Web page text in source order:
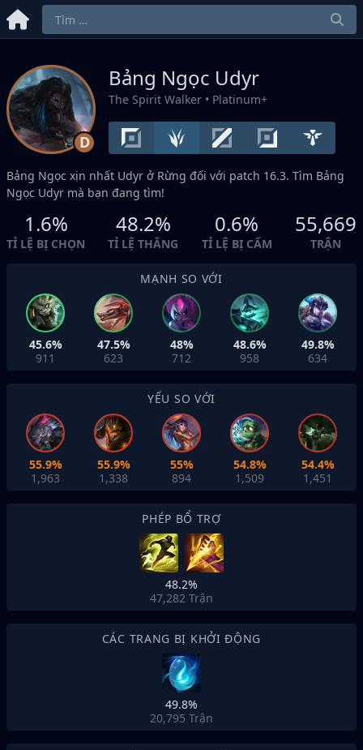
D
Bảng Ngọc Udyr
The Spirit Walker • Platinum+
Bảng Ngọc xịn nhất Udyr ở Rừng đối với patch 16.3. Tìm Bảng
Ngọc Udyr mà bạn đang tìm!
1.6%
TỈ LỆ BỊ CHỌN
48.2%
TỈ LỆ THẮNG
0.6%
TỈ LỆ BỊ CẤM
55,669
TRẬN
MẠNH SO VỚI
45.6%
911
47.5%
623
48%
712
48.6%
958
49.8%
634
YẾU SO VỚI
55.9%
1,963
55.9%
1,338
55%
894
54.8%
1,509
54.4%
1,451
PHÉP BỔ TRỢ
48.2%
47,282 Trận
CÁC TRANG BỊ KHỞI ĐỘNG
49.8%
20,795 Trận